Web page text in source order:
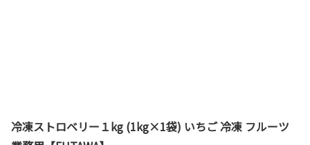
冷凍ストロベリー１kg (1kg×1袋) いちご 冷凍 フルーツ